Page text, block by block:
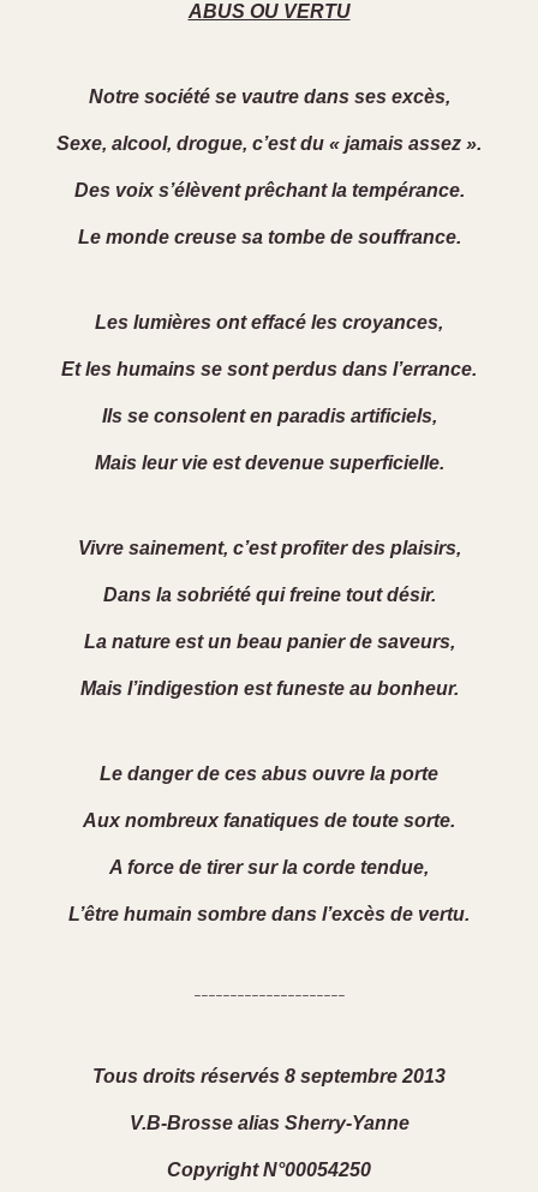
ABUS OU VERTU
Notre société se vautre dans ses excès,
Sexe, alcool, drogue, c’est du « jamais assez ».
Des voix s’élèvent prêchant la tempérance.
Le monde creuse sa tombe de souffrance.
Les lumières ont effacé les croyances,
Et les humains se sont perdus dans l’errance.
Ils se consolent en paradis artificiels,
Mais leur vie est devenue superficielle.
Vivre sainement, c’est profiter des plaisirs,
Dans la sobriété qui freine tout désir.
La nature est un beau panier de saveurs,
Mais l’indigestion est funeste au bonheur.
Le danger de ces abus ouvre la porte
Aux nombreux fanatiques de toute sorte.
A force de tirer sur la corde tendue,
L’être humain sombre dans l’excès de vertu.
---------------------
Tous droits réservés 8 septembre 2013
V.B-Brosse alias Sherry-Yanne
Copyright N°00054250